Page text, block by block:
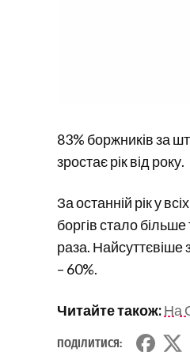
83% боржників за
зростає рік від року.
За останній рік у
боргів стало
раза. Найсуттєвіше
– 60%.
Читайте також:На
ПОДІЛИТИСЯ: